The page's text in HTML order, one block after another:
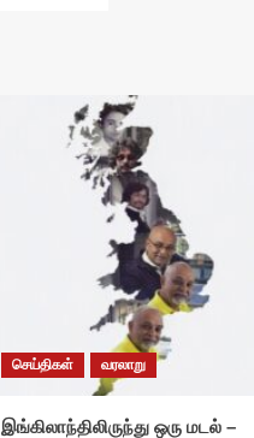
செய்திகள் வரலாறு
இங்கிலாந்திலிருந்து ஒரு மடல் –